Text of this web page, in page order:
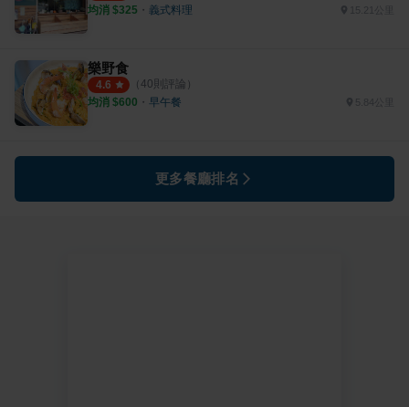
均消 $325 ・ 義式料理 15.21公里
樂野食
4.6 （ 40則評論）
均消 $600 ・ 早午餐 5.84公里
更多餐廳排名